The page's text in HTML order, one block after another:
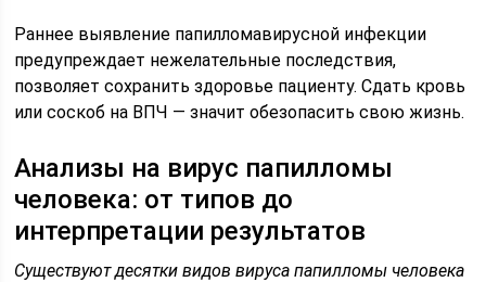
Раннее выявление папилломавирусной инфекции
предупреждает нежелательные последствия,
позволяет сохранить здоровье пациенту. Сдать кровь
или соскоб на ВПЧ — значит обезопасить свою жизнь.
Анализы на вирус папилломы
человека: от типов до
интерпретации результатов
Существуют десятки видов вируса папилломы человека